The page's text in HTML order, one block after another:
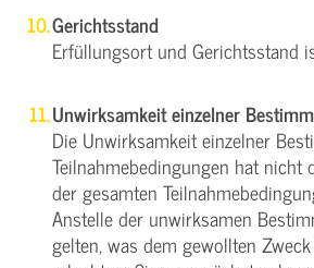
Gerichtsstand
Erfüllungsort und Gerichtsstand
Unwirksamkeit einzelner
Die Unwirksamkeit einzelner
Teilnahmebedingungen hat nicht
der gesamten
Anstelle der unwirksamen
gelten, was dem gewollten